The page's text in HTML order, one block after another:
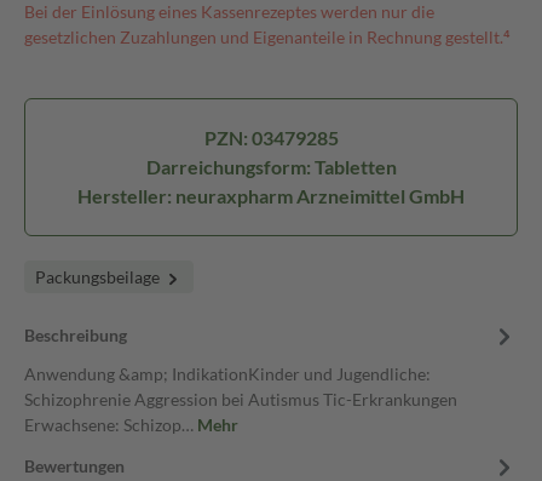
Bei der Einlösung eines Kassenrezeptes werden nur die
gesetzlichen Zuzahlungen und Eigenanteile in Rechnung gestellt.⁴
PZN: 03479285
Darreichungsform: Tabletten
Hersteller: neuraxpharm Arzneimittel GmbH
Packungsbeilage
Beschreibung
Anwendung &amp; IndikationKinder und Jugendliche:
Schizophrenie Aggression bei Autismus Tic-Erkrankungen
Erwachsene: Schizop… Mehr
Bewertungen